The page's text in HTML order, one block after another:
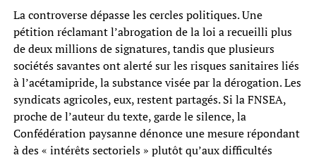
La controverse dépasse les cercles politiques. Une
pétition réclamant l’abrogation de la loi a recueilli plus
de deux millions de signatures, tandis que plusieurs
sociétés savantes ont alerté sur les risques sanitaires liés
à l’acétamipride, la substance visée par la dérogation. Les
syndicats agricoles, eux, restent partagés. Si la FNSEA,
proche de l’auteur du texte, garde le silence, la
Confédération paysanne dénonce une mesure répondant
à des « intérêts sectoriels » plutôt qu’aux difficultés